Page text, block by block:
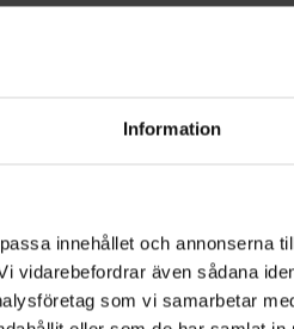
Information
innehållet och annonserna
vidarebefordrar även sådana
som vi samarbetar